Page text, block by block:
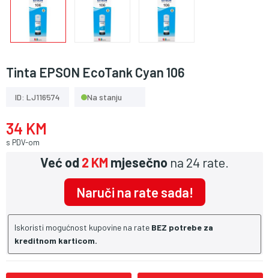
Tinta EPSON EcoTank Cyan 106
ID: LJ116574 Na stanju
34 KM
s PDV-om
Već od2 KM mjesečno na 24 rate.
Naruči na rate sada!
Iskoristi mogućnost kupovine na rate BEZ potrebe za
kreditnom karticom.